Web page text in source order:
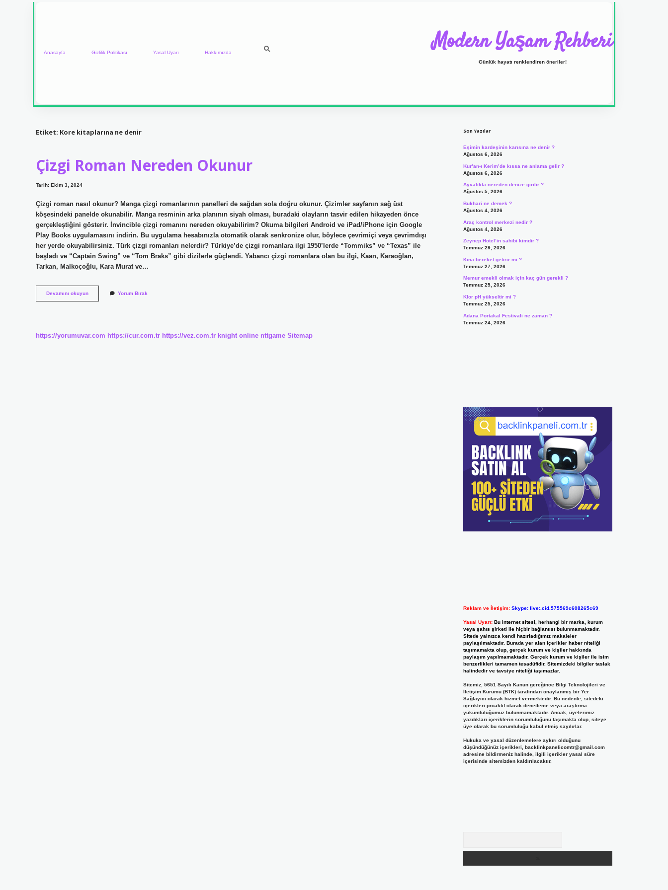
Anasayfa Gizlilik Politikası Yasal Uyarı Hakkımızda Modern Yaşam Rehberi
Günlük hayatı renklendiren öneriler!
Etiket: Kore kitaplarına ne denir
Çizgi Roman Nereden Okunur
Tarih: Ekim 3, 2024
Çizgi roman nasıl okunur? Manga çizgi romanlarının panelleri de sağdan sola doğru okunur. Çizimler sayfanın sağ üst
köşesindeki panelde okunabilir. Manga resminin arka planının siyah olması, buradaki olayların tasvir edilen hikayeden önce
gerçekleştiğini gösterir. İnvincible çizgi romanını nereden okuyabilirim? Okuma bilgileri Android ve iPad/iPhone için Google
Play Books uygulamasını indirin. Bu uygulama hesabınızla otomatik olarak senkronize olur, böylece çevrimiçi veya çevrimdışı
her yerde okuyabilirsiniz. Türk çizgi romanları nelerdir? Türkiye’de çizgi romanlara ilgi 1950’lerde “Tommiks” ve “Texas” ile
başladı ve “Captain Swing” ve “Tom Braks” gibi dizilerle güçlendi. Yabancı çizgi romanlara olan bu ilgi, Kaan, Karaoğlan,
Tarkan, Malkoçoğlu, Kara Murat ve…
Devamını okuyunÇizgi
Roman
Yorum Bırak
https://yorumuvar.com https://cur.com.tr https://vez.com.tr knight online nttgame Sitemap
Son Yazılar
Eşimin kardeşinin karısına ne denir ?
Ağustos 6, 2026
Kur’an-ı Kerim’de kıssa ne anlama gelir ?
Ağustos 6, 2026
Ayvalıkta nereden denize girilir ?
Ağustos 5, 2026
Bukhari ne demek ?
Ağustos 4, 2026
Araç kontrol merkezi nedir ?
Ağustos 4, 2026
Zeynep Hotel’in sahibi kimdir ?
Temmuz 29, 2026
Kına bereket getirir mi ?
Temmuz 27, 2026
Memur emekli olmak için kaç gün gerekli ?
Temmuz 25, 2026
Klor pH yükseltir mi ?
Temmuz 25, 2026
Adana Portakal Festivali ne zaman ?
Temmuz 24, 2026
Reklam ve İletişim: Skype: live:.cid.575569c608265c69
Yasal Uyarı: Bu internet sitesi, herhangi bir marka, kurum
veya şahıs şirketi ile hiçbir bağlantısı bulunmamaktadır.
Sitede yalnızca kendi hazırladığımız makaleler
paylaşılmaktadır. Burada yer alan içerikler haber niteliği
taşımamakta olup, gerçek kurum ve kişiler hakkında
paylaşım yapılmamaktadır. Gerçek kurum ve kişiler ile isim
benzerlikleri tamamen tesadüfidir. Sitemizdeki bilgiler taslak
halindedir ve tavsiye niteliği taşımazlar.
Sitemiz, 5651 Sayılı Kanun gereğince Bilgi Teknolojileri ve
İletişim Kurumu (BTK) tarafından onaylanmış bir Yer
Sağlayıcı olarak hizmet vermektedir. Bu nedenle, sitedeki
içerikleri proaktif olarak denetleme veya araştırma
yükümlülüğümüz bulunmamaktadır. Ancak, üyelerimiz
yazdıkları içeriklerin sorumluluğunu taşımakta olup, siteye
üye olarak bu sorumluluğu kabul etmiş sayılırlar.
Hukuka ve yasal düzenlemelere aykırı olduğunu
düşündüğünüz içerikleri, backlinkpanelicomtr@gmail.com
adresine bildirmeniz halinde, ilgili içerikler yasal süre
içerisinde sitemizden kaldırılacaktır.
ilbet yeni giriş adresi